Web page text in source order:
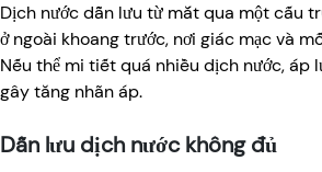
Dịch nước dẫn lưu từ mắt qua một cấu
ở ngoài khoang trước, nơi giác mạc và
Nếu thể mi tiết quá nhiều dịch nước, áp
gây tăng nhãn áp.
Dẫn lưu dịch nước không đủ